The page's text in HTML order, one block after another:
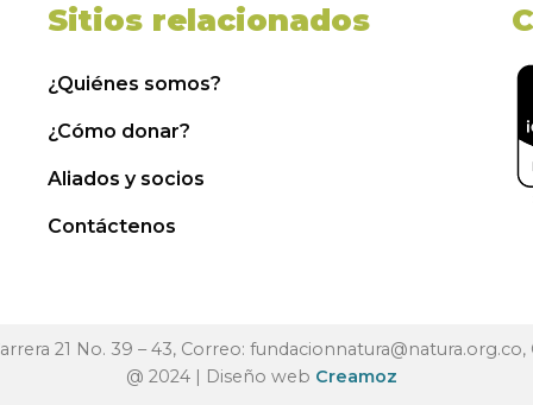
Sitios relacionados
¿Quiénes somos?
¿Cómo donar?
Aliados y socios
Contáctenos
21 No. 39 – 43, Correo: fundacionnatura@natura.org.co,
@ 2024 | Diseño web Creamoz